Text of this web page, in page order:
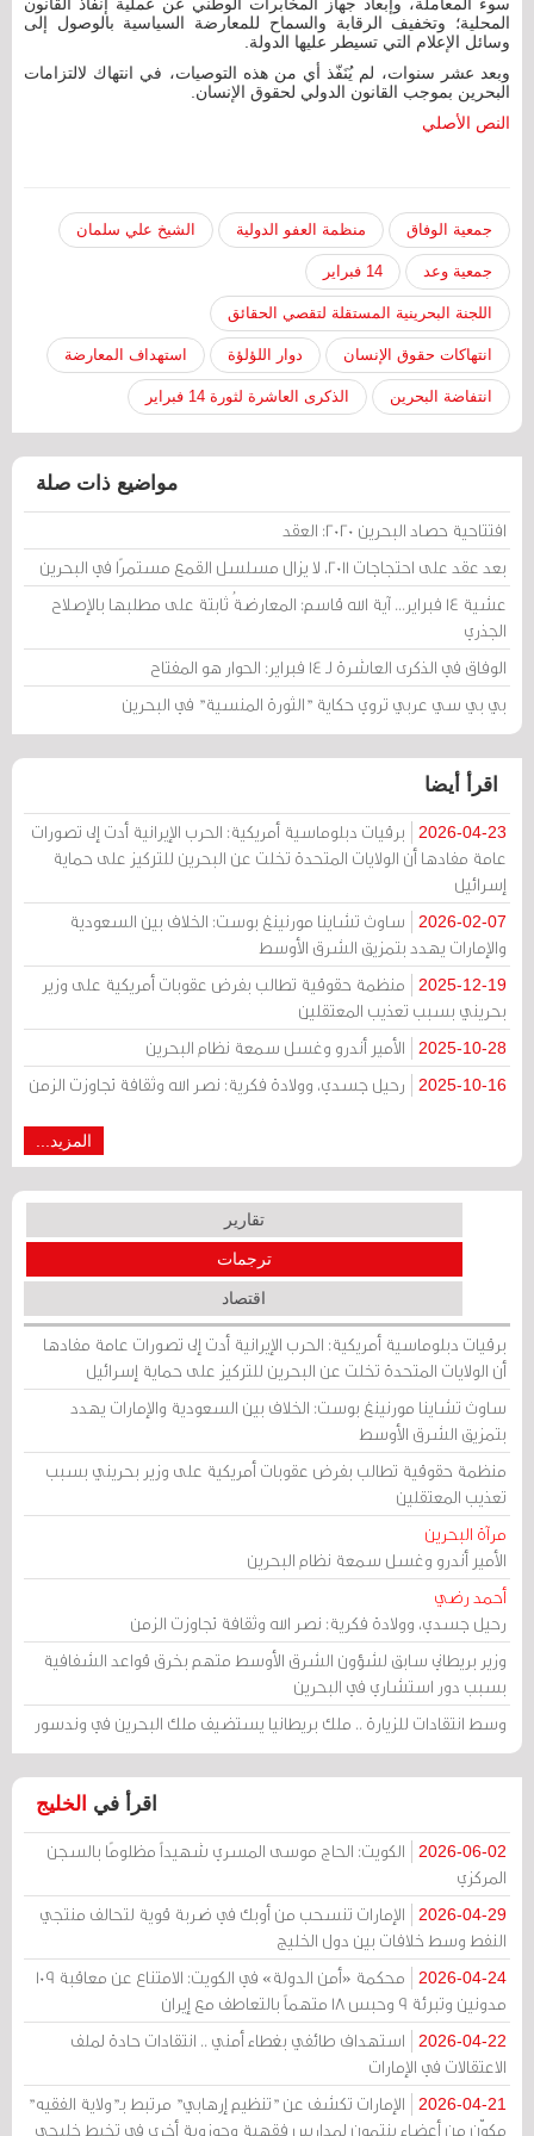
سوء المعاملة، وإبعاد جهاز المخابرات الوطني عن عملية إنفاذ القانون
المحلية؛ وتخفيف الرقابة والسماح للمعارضة السياسية بالوصول إلى
وسائل الإعلام التي تسيطر عليها الدولة.
وبعد عشر سنوات، لم يُنَفّذ أي من هذه التوصيات، في انتهاك لالتزامات
البحرين بموجب القانون الدولي لحقوق الإنسان.
النص الأصلي
جمعية الوفاق منظمة العفو الدولية الشيخ علي سلمان
جمعية وعد 14 فبراير
اللجنة البحرينية المستقلة لتقصي الحقائق
انتهاكات حقوق الإنسان دوار اللؤلؤة استهداف المعارضة
انتفاضة البحرين الذكرى العاشرة لثورة 14 فبراير
مواضيع ذات صلة
افتتاحية حصاد البحرين 2020: العقد
بعد عقد على احتجاجات 2011، لا يزال مسلسل القمع مستمرًا في البحرين
عشية 14 فبراير... آية الله قاسم: المعارضةُ ثابتة على مطلبها بالإصلاح
الجذري
الوفاق في الذكرى العاشرة لـ 14 فبراير: الحوار هو المفتاح
بي بي سي عربي تروي حكاية "الثورة المنسية" في البحرين
اقرأ أيضا
2026-04-23
برقيات دبلوماسية أمريكية: الحرب الإيرانية أدت إلى تصورات
عامة مفادها أن الولايات المتحدة تخلت عن البحرين للتركيز على حماية
إسرائيل
2026-02-07
ساوث تشاينا مورنينغ بوست: الخلاف بين السعودية
والإمارات يهدد بتمزيق الشرق الأوسط
2025-12-19
منظمة حقوقية تطالب بفرض عقوبات أمريكية على وزير
بحريني بسبب تعذيب المعتقلين
2025-10-28 الأمير أندرو وغسل سمعة نظام البحرين
2025-10-16 رحيل جسدي، وولادة فكرية: نصر الله وثقافة تجاوزت الزمن
المزيد...
تقارير
ترجمات
اقتصاد
برقيات دبلوماسية أمريكية: الحرب الإيرانية أدت إلى تصورات عامة مفادها
أن الولايات المتحدة تخلت عن البحرين للتركيز على حماية إسرائيل
ساوث تشاينا مورنينغ بوست: الخلاف بين السعودية والإمارات يهدد
بتمزيق الشرق الأوسط
منظمة حقوقية تطالب بفرض عقوبات أمريكية على وزير بحريني بسبب
تعذيب المعتقلين
مرآة البحرين
الأمير أندرو وغسل سمعة نظام البحرين
أحمد رضي
رحيل جسدي، وولادة فكرية: نصر الله وثقافة تجاوزت الزمن
وزير بريطاني سابق لشؤون الشرق الأوسط متهم بخرق قواعد الشفافية
بسبب دور استشاري في البحرين
وسط انتقادات للزيارة .. ملك بريطانيا يستضيف ملك البحرين في وندسور
اقرأ في الخليج
2026-06-02
الكويت: الحاج موسى المسري شهيداً مظلومًا بالسجن
المركزي
2026-04-29
الإمارات تنسحب من أوبك في ضربة قوية لتحالف منتجي
النفط وسط خلافات بين دول الخليج
2026-04-24
محكمة «أمن الدولة» في الكويت: الامتناع عن معاقبة 109
مدونين وتبرئة 9 وحبس 18 متهماً بالتعاطف مع إيران
2026-04-22
استهداف طائفي بغطاء أمني .. انتقادات حادة لملف
الاعتقالات في الإمارات
2026-04-21
الإمارات تكشف عن "تنظيم إرهابي" مرتبط بـ"ولاية الفقيه"
مكوّن من أعضاء ينتمون لمدارس فقهية وحوزوية أخرى في تخبط خليجي